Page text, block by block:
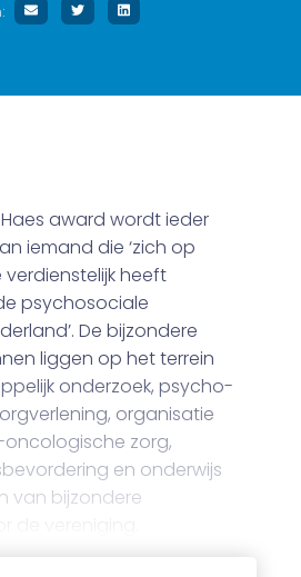
award wordt ieder
iemand die ‘zich op
verdienstelijk heeft
psychosociale
De bijzondere
liggen op het terrein
onderzoek, psycho-
organisatie
zorg,
en onderwijs
van bijzondere